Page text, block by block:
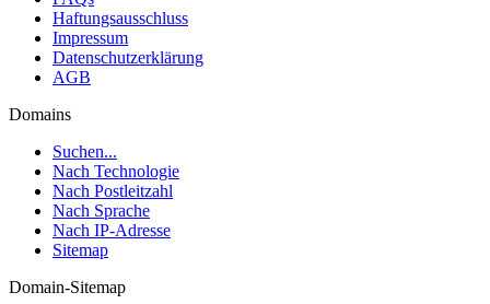
Haftungsausschluss
Impressum
Datenschutzerklärung
AGB
Domains
Suchen...
Nach Technologie
Nach Postleitzahl
Nach Sprache
Nach IP-Adresse
Sitemap
Domain-Sitemap